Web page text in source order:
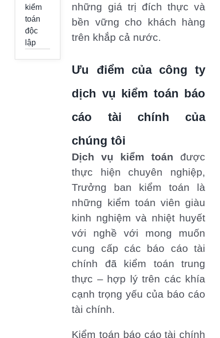
những giá trị đích thực và
bền vững cho khách hàng
trên khắp cả nước.
Ưu điểm của công ty
dịch vụ kiểm toán báo
cáo tài chính của
chúng tôi
Dịch vụ kiểm toán được
thực hiện chuyên nghiệp,
Trưởng ban kiểm toán là
những kiểm toán viên giàu
kinh nghiệm và nhiệt huyết
với nghề với mong muốn
cung cấp các báo cáo tài
chính đã kiểm toán trung
thực – hợp lý trên các khía
cạnh trọng yếu của báo cáo
tài chính.
Kiểm toán báo cáo tài chính
kiểm
toán
độc
lập